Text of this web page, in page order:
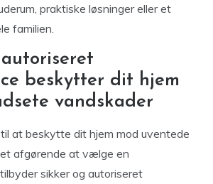
praktiske løsninger eller et
familien.
beskytter dit hjem
vandskader
at beskytte dit hjem mod uventede
afgørende at vælge en
sikker og autoriseret